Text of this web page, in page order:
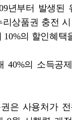
년부터 발생된
상품권 충전
10%의 할인혜택
40%의 소득공
은 사용처가